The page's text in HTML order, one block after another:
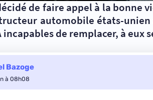
de faire appel à la bonne
automobile états-
incapables de remplacer, à eux
Bazoge
à 08h08